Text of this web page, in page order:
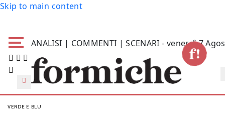
Skip to main content
ANALISI | COMMENTI | SCENARI - venerdì 7
VERDE E BLU